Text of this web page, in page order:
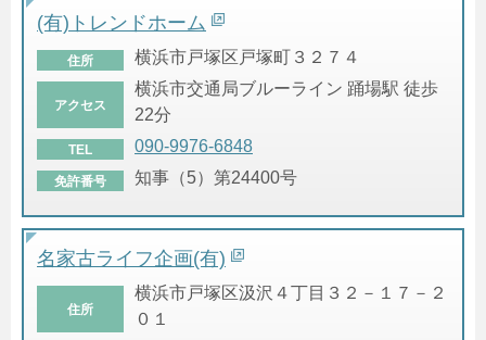
(有)トレンドホーム
住所 横浜市戸塚区戸塚町３２７４
アクセス
横浜市交通局ブルーライン 踊場駅 徒歩
22分
TEL 090-9976-6848
免許番号 知事（5）第24400号
名家古ライフ企画(有)
住所
横浜市戸塚区汲沢４丁目３２－１７－２
０１